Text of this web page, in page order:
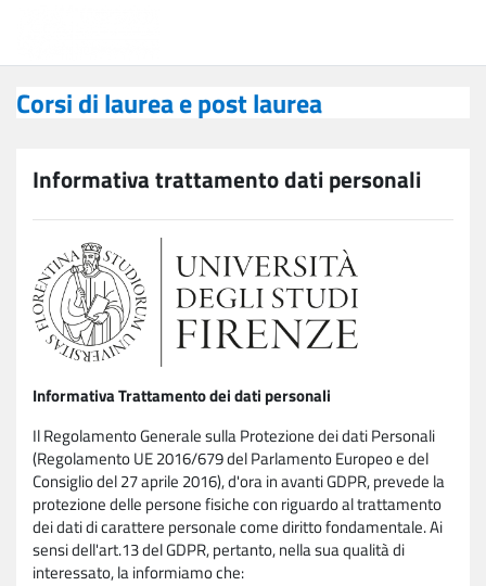
Corsi di laurea e post laurea
Informativa trattamento dati personali
Informativa Trattamento dei dati personali
Il Regolamento Generale sulla Protezione dei dati Personali
(Regolamento UE 2016/679 del Parlamento Europeo e del
Consiglio del 27 aprile 2016), d'ora in avanti GDPR, prevede la
protezione delle persone fisiche con riguardo al trattamento
dei dati di carattere personale come diritto fondamentale. Ai
sensi dell'art.13 del GDPR, pertanto, nella sua qualità di
interessato, la informiamo che: